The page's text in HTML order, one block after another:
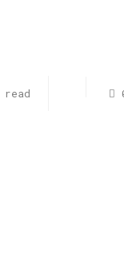
read